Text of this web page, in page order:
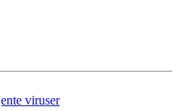
viruser